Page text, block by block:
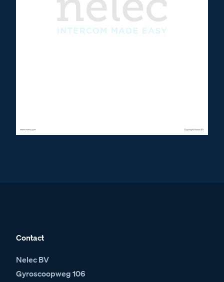
Contact
Nelec BV
Gyroscoopweg 106